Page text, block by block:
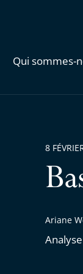
Qui sommes-
Ariane
8